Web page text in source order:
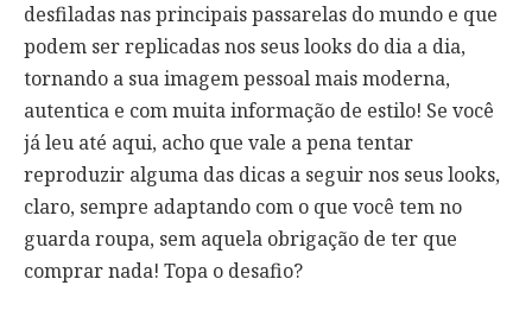
desfiladas nas principais passarelas do mundo e que
podem ser replicadas nos seus looks do dia a dia,
tornando a sua imagem pessoal mais moderna,
autentica e com muita informação de estilo! Se você
já leu até aqui, acho que vale a pena tentar
reproduzir alguma das dicas a seguir nos seus looks,
claro, sempre adaptando com o que você tem no
guarda roupa, sem aquela obrigação de ter que
comprar nada! Topa o desafio?